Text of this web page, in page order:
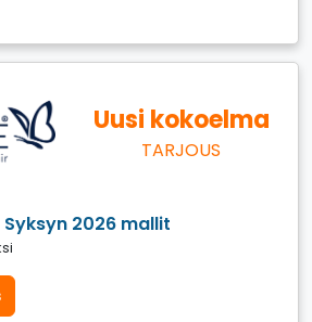
Uusi kokoelma
TARJOUS
2026 mallit